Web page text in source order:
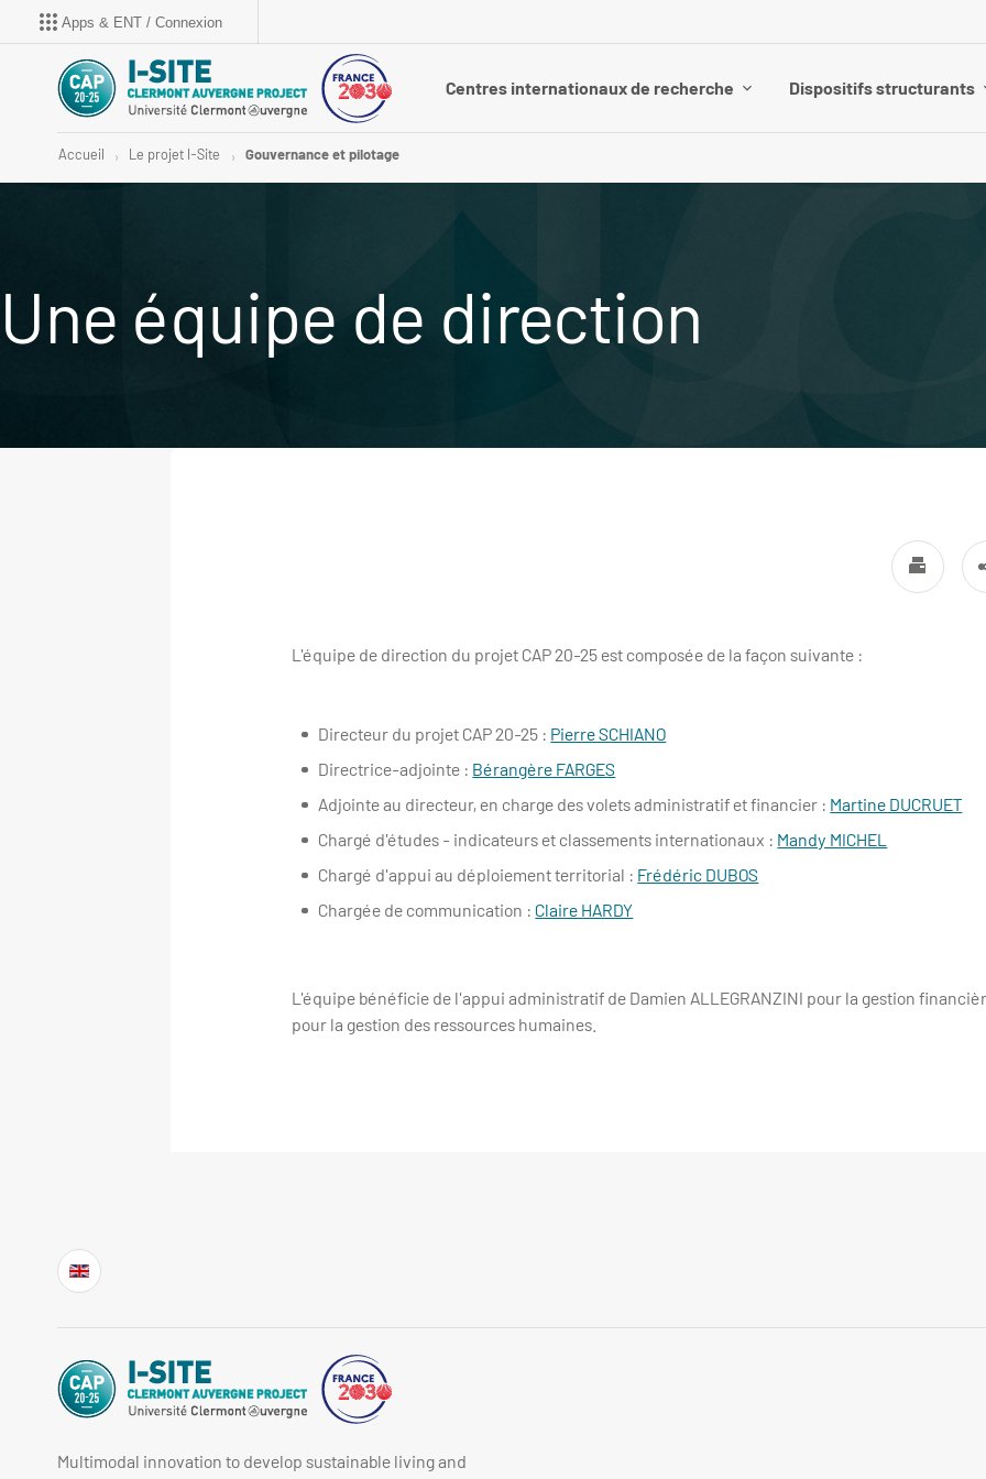
Apps & ENT / Connexion
Centres internationaux de recherche Dispositifs structurants
Accueil Le projet I-Site Gouvernance et pilotage
Une équipe de direction
L'équipe de direction du projet CAP 20-25 est composée de la façon suivante :
Directeur du projet CAP 20-25 : Pierre SCHIANO
Directrice-adjointe : Bérangère FARGES
Adjointe au directeur, en charge des volets administratif et financier : Martine DUCRUET
Chargé d'études - indicateurs et classements internationaux : Mandy MICHEL
Chargé d'appui au déploiement territorial : Frédéric DUBOS
Chargée de communication : Claire HARDY
L'équipe bénéficie de l'appui administratif de Damien ALLEGRANZINI pour la gestion
pour la gestion des ressources humaines.
Multimodal innovation to develop sustainable living and